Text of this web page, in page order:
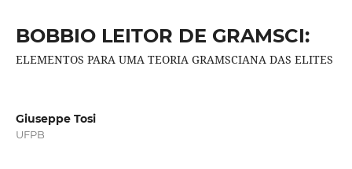
BOBBIO LEITOR DE GRAMSCI:
ELEMENTOS PARA UMA TEORIA GRAMSCIANA DAS ELITES
Giuseppe Tosi
UFPB